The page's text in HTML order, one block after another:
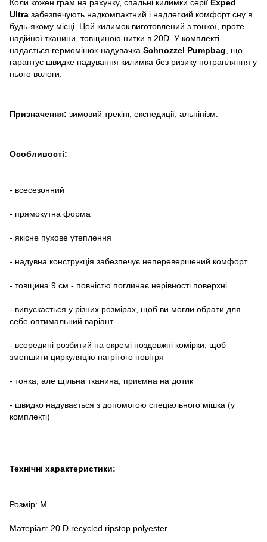
Коли кожен грам на рахунку, спальні килимки серії Exped
Ultra забезпечують надкомпактний і надлегкий комфорт сну в
будь-якому місці. Цей килимок виготовлений з тонкої, проте
надійної тканини, товщиною нитки в 20D. У комплекті
надається гермомішок-надувачка Schnozzel Pumpbag , що
гарантує швидке надування килимка без ризику потрапляння у
нього вологи.
Призначення: зимовий трекінг, експедиції, альпінізм.
Особливості:
- всесезонний
- прямокутна форма
- якісне пухове утеплення
- надувна конструкція забезпечує неперевершений комфорт
- товщина 9 см - повністю поглинає нерівності поверхні
- випускається у різних розмірах, щоб ви могли обрати для
себе оптимальний варіант
- всередині розбитий на окремі поздовжні комірки, щоб
зменшити циркуляцію нагрітого повітря
- тонка, але щільна тканина, приємна на дотик
- швидко надувається з допомогою спеціального мішка (у
комплекті)
Технічні характеристики:
Розмір: M
Матеріал: 20 D recycled ripstop polyester